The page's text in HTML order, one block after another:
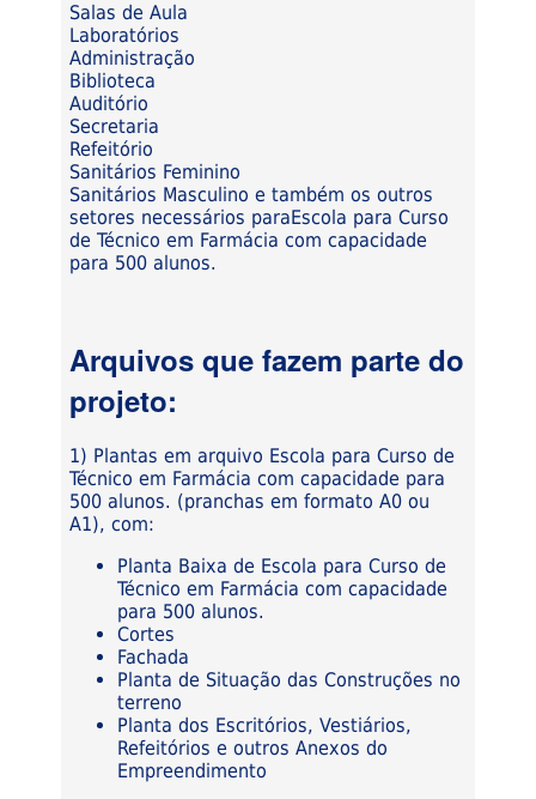
Salas de Aula
Laboratórios
Administração
Biblioteca
Auditório
Secretaria
Refeitório
Sanitários Feminino
Sanitários Masculino e também os outros
setores necessários paraEscola para Curso
de Técnico em Farmácia com capacidade
para 500 alunos.
Arquivos que fazem parte do
projeto:
1) Plantas em arquivo Escola para Curso de
Técnico em Farmácia com capacidade para
500 alunos. (pranchas em formato A0 ou
A1), com:
Planta Baixa de Escola para Curso de
Técnico em Farmácia com capacidade
para 500 alunos.
Cortes
Fachada
Planta de Situação das Construções no
terreno
Planta dos Escritórios, Vestiários,
Refeitórios e outros Anexos do
Empreendimento